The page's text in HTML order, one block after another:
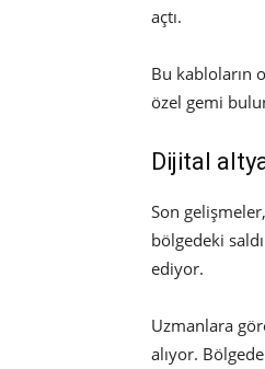
açtı.
Bu kabloların
özel gemi
Dijital
Son
bölgedeki
ediyor.
Uzmanlara
alıyor.